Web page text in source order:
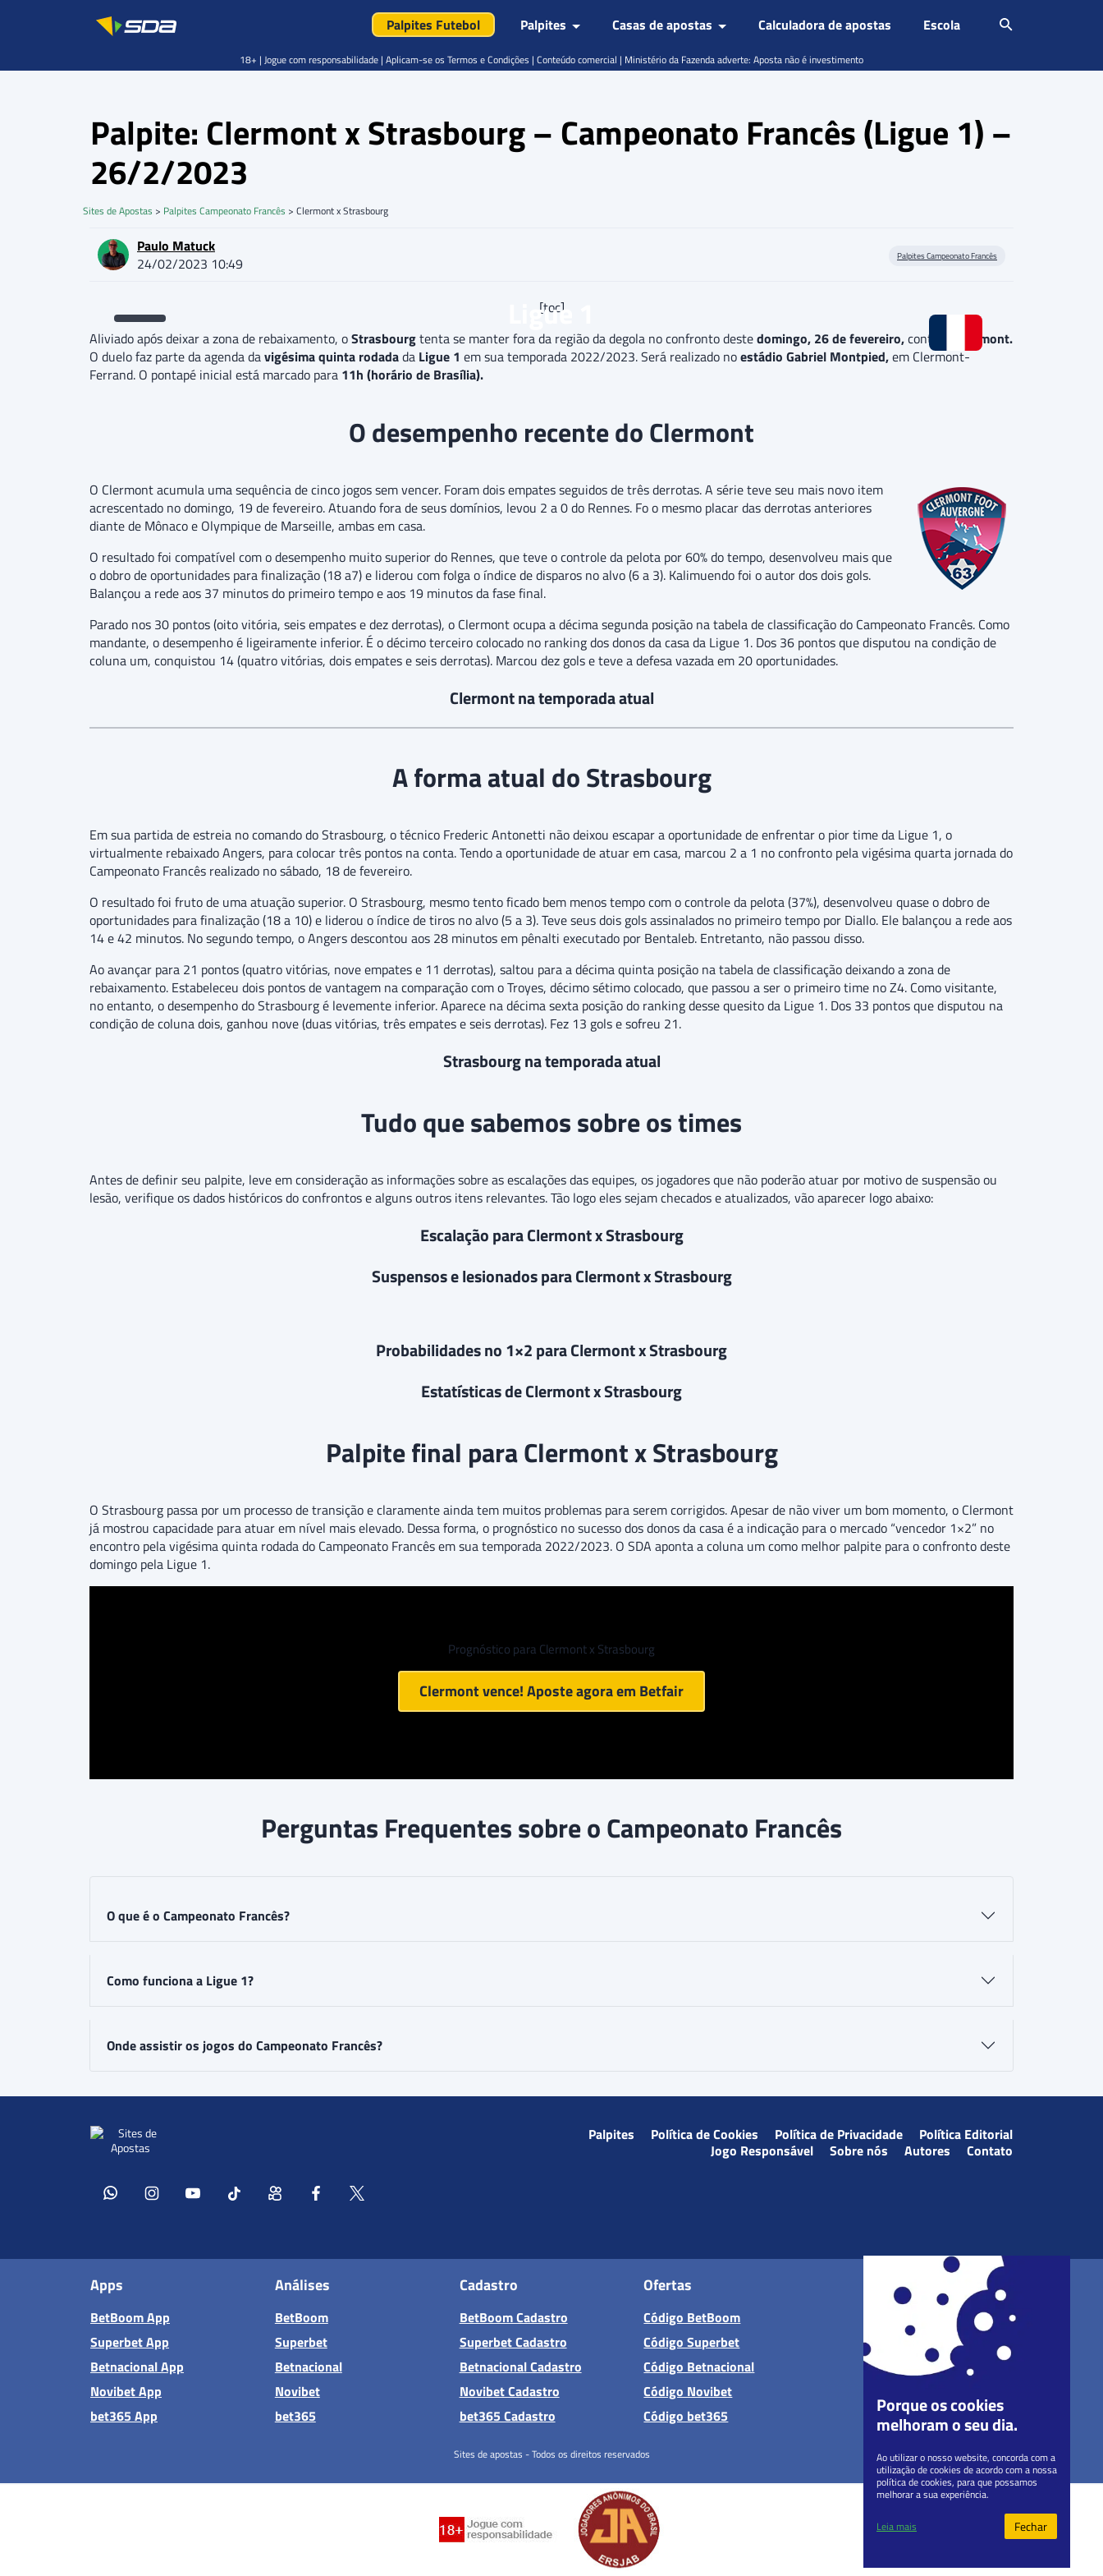
Palpites Futebol Palpites Casas de apostas Calculadora de apostas Escola
Palpite: Clermont x Strasbourg – Campeonato Francês (Ligue 1) –
26/2/2023
Sites de Apostas > Palpites Campeonato Francês > Clermont x Strasbourg
Paulo Matuck
24/02/2023 10:49
Palpites Campeonato Francês
Ligue 1
[toc]
Aliviado após deixar a zona de rebaixamento, oStrasbourgtenta se manter fora da região da degola no confronto destedomingo, 26 de fevereiro,contra o
Clermont.
O duelo faz parte da agenda davigésima quinta rodadada Ligue 1 em sua temporada 2022/2023. Será realizado noestádio Gabriel Montpied,em Clermont-
Ferrand. O pontapé inicial está marcado para 11h (horário de Brasília).
O desempenho recente do Clermont
O Clermont acumula uma sequência de cinco jogos sem vencer. Foram dois empates seguidos de três derrotas. A série teve seu mais novo item
acrescentado no domingo, 19 de fevereiro. Atuando fora de seus domínios, levou 2 a 0 do Rennes. Fo o mesmo placar das derrotas anteriores
diante de Mônaco e Olympique de Marseille, ambas em casa.
O resultado foi compatível com o desempenho muito superior do Rennes, que teve o controle da pelota por 60% do tempo, desenvolveu mais que
o dobro de oportunidades para finalização (18 a7) e liderou com folga o índice de disparos no alvo (6 a 3). Kalimuendo foi o autor dos dois gols.
Balançou a rede aos 37 minutos do primeiro tempo e aos 19 minutos da fase final.
Parado nos 30 pontos (oito vitória, seis empates e dez derrotas), o Clermont ocupa a décima segunda posição na tabela de classificação do Campeonato Francês. Como
mandante, o desempenho é ligeiramente inferior. É o décimo terceiro colocado no ranking dos donos da casa da Ligue 1. Dos 36 pontos que disputou na condição de
coluna um, conquistou 14 (quatro vitórias, dois empates e seis derrotas). Marcou dez gols e teve a defesa vazada em 20 oportunidades.
Clermont na temporada atual
A forma atual do Strasbourg
Em sua partida de estreia no comando do Strasbourg, o técnico Frederic Antonetti não deixou escapar a oportunidade de enfrentar o pior time da Ligue 1, o
virtualmente rebaixado Angers, para colocar três pontos na conta. Tendo a oportunidade de atuar em casa, marcou 2 a 1 no confronto pela vigésima quarta jornada do
Campeonato Francês realizado no sábado, 18 de fevereiro.
O resultado foi fruto de uma atuação superior. O Strasbourg, mesmo tento ficado bem menos tempo com o controle da pelota (37%), desenvolveu quase o dobro de
oportunidades para finalização (18 a 10) e liderou o índice de tiros no alvo (5 a 3). Teve seus dois gols assinalados no primeiro tempo por Diallo. Ele balançou a rede aos
14 e 42 minutos. No segundo tempo, o Angers descontou aos 28 minutos em pênalti executado por Bentaleb. Entretanto, não passou disso.
Ao avançar para 21 pontos (quatro vitórias, nove empates e 11 derrotas), saltou para a décima quinta posição na tabela de classificação deixando a zona de
rebaixamento. Estabeleceu dois pontos de vantagem na comparação com o Troyes, décimo sétimo colocado, que passou a ser o primeiro time no Z4. Como visitante,
no entanto, o desempenho do Strasbourg é levemente inferior. Aparece na décima sexta posição do ranking desse quesito da Ligue 1. Dos 33 pontos que disputou na
condição de coluna dois, ganhou nove (duas vitórias, três empates e seis derrotas). Fez 13 gols e sofreu 21.
Strasbourg na temporada atual
Tudo que sabemos sobre os times
Antes de definir seu palpite, leve em consideração as informações sobre as escalações das equipes, os jogadores que não poderão atuar por motivo de suspensão ou
lesão, verifique os dados históricos do confrontos e alguns outros itens relevantes. Tão logo eles sejam checados e atualizados, vão aparecer logo abaixo:
Escalação para Clermont x Strasbourg
Suspensos e lesionados para Clermont x Strasbourg
Probabilidades no 1×2 para Clermont x Strasbourg
Estatísticas de Clermont x Strasbourg
Palpite final para Clermont x Strasbourg
O Strasbourg passa por um processo de transição e claramente ainda tem muitos problemas para serem corrigidos. Apesar de não viver um bom momento, o Clermont
já mostrou capacidade para atuar em nível mais elevado. Dessa forma, o prognóstico no sucesso dos donos da casa é a indicação para o mercado “vencedor 1×2” no
encontro pela vigésima quinta rodada do Campeonato Francês em sua temporada 2022/2023. O SDA aponta a coluna um como melhor palpite para o confronto deste
domingo pela Ligue 1.
Prognóstico para Clermont x Strasbourg
Clermont vence! Aposte agora em Betfair
Perguntas Frequentes sobre o Campeonato Francês
O que é o Campeonato Francês?
Como funciona a Ligue 1?
Onde assistir os jogos do Campeonato Francês?
Palpites Política de Cookies Política de Privacidade
Política Editorial
Jogo Responsável
Sobre nós Autores Contato
Apps
BetBoom App
Superbet App
Betnacional App
Novibet App
bet365 App
Análises
BetBoom
Superbet
Betnacional
Novibet
bet365
Cadastro
BetBoom Cadastro
Superbet Cadastro
Betnacional Cadastro
Novibet Cadastro
bet365 Cadastro
Ofertas
Código BetBoom
Código Superbet
Código Betnacional
Código Novibet
Código bet365
Sites de apostas - Todos os direitos reservados
Porque os cookies
melhoram o seu dia.
Ao utilizar o nosso website, concorda com a
utilização de cookies de acordo com a nossa
política de cookies, para que possamos
melhorar a sua experiência.
Leia mais Fechar
18+ | Jogue com responsabilidade | Aplicam-se os Termos e Condições | Conteúdo comercial | Ministério da Fazenda adverte: Aposta não é investimento